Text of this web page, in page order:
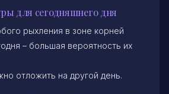
для сегодняшнего дня
рыхления в зоне корней
– большая вероятность их
отложить на другой день.